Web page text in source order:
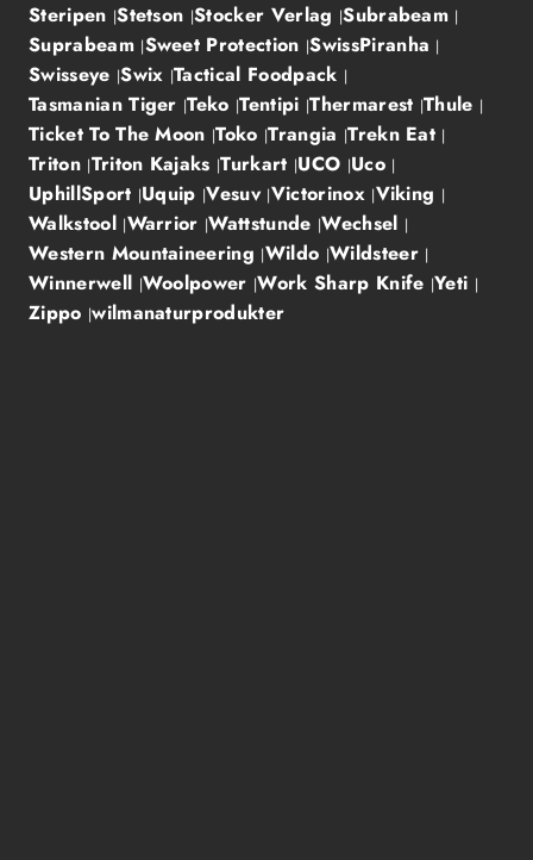
Steripen Stetson Stocker Verlag Subrabeam
Suprabeam Sweet Protection SwissPiranha
Swisseye Swix Tactical Foodpack
Tasmanian Tiger Teko Tentipi Thermarest Thule
Ticket To The Moon Toko Trangia Trekn Eat
Triton Triton Kajaks Turkart UCO Uco
UphillSport Uquip Vesuv Victorinox Viking
Walkstool Warrior Wattstunde Wechsel
Western Mountaineering Wildo Wildsteer
Winnerwell Woolpower Work Sharp Knife Yeti
Zippo wilmanaturprodukter